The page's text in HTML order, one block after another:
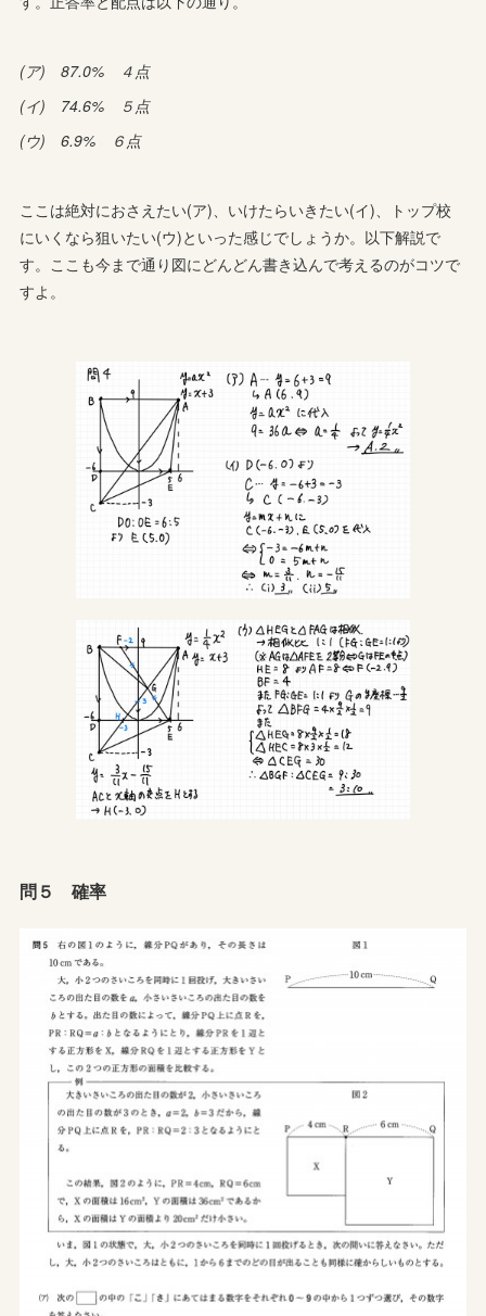
(ア) 87.0% ４点
(イ) 74.6% ５点
(ウ) 6.9% ６点
ここは絶対におさえたい(ア)、いけたらいきたい(イ)、トップ校
にいくなら狙いたい(ウ)といった感じでしょうか。以下解説で
す。ここも今まで通り図にどんどん書き込んで考えるのがコツで
すよ。
問５ 確率